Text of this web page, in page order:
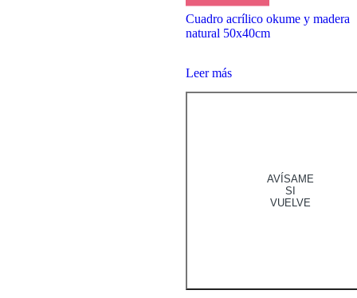
de 5
Cuadro acrílico okume y madera
natural 50x40cm
Leer más
AVÍSAME
SI
VUELVE